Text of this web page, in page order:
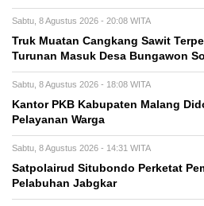
Sabtu, 8 Agustus 2026 - 20:08 WITA
Truk Muatan Cangkang Sawit
Turunan Masuk Desa Bungawon
Sabtu, 8 Agustus 2026 - 18:08 WITA
Kantor PKB Kabupaten Malang
Pelayanan Warga
Sabtu, 8 Agustus 2026 - 14:31 WITA
Satpolairud Situbondo Perketat
Pelabuhan Jabgkar